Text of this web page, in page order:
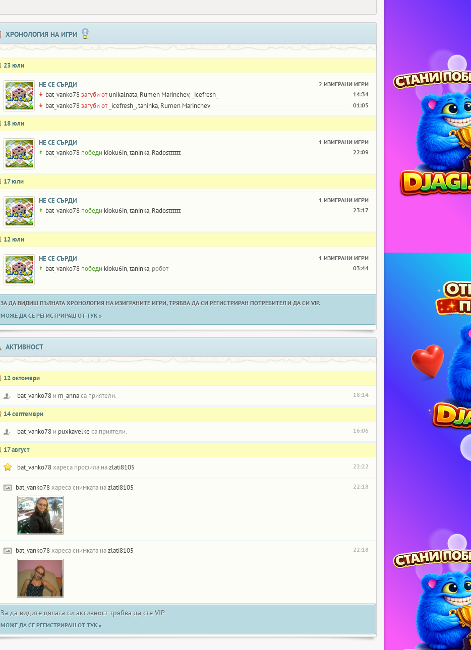
ХРОНОЛОГИЯ НА ИГРИ
23 юли
НЕ СЕ СЪРДИ 2 ИЗИГРАНИ ИГРИ
bat_vanko78загуби от unikalnata, Rumen Marinchev, _icefresh_ 14:34
bat_vanko78загуби от _icefresh_ ,taninka, Rumen Marinchev 01:05
18 юли
НЕ СЕ СЪРДИ 1 ИЗИГРАНИ ИГРИ
bat_vanko78 победи kioku6in,taninka, Radostttttt 22:09
17 юли
НЕ СЕ СЪРДИ 1 ИЗИГРАНИ ИГРИ
bat_vanko78 победи kioku6in,taninka, Radostttttt 23:17
12 юли
НЕ СЕ СЪРДИ 1 ИЗИГРАНИ ИГРИ
bat_vanko78 победи kioku6in,taninka, робот 03:44
ЗА ДА ВИДИШ ПЪЛНАТА ХРОНОЛОГИЯ НА ИЗИГРАНИТЕ ИГРИ, ТРЯБВА ДА СИ РЕГИСТРИРАН ПОТРЕБИТЕЛ И ДА СИ VIP.
МОЖЕ ДА СЕ РЕГИСТРИРАШ ОТ ТУК »
АКТИВНОСТ
12 октомври
bat_vanko78 и m_annaса приятели. 18:14
14 септември
bat_vanko78 и puxkavelke са приятели. 16:06
17 август
bat_vanko78хареса профила наzlati8105 22:22
bat_vanko78хареса снимката наzlati8105 22:18
bat_vanko78хареса снимката наzlati8105 22:18
За да видите цялата си активност трябва да сте VIP
МОЖЕ ДА СЕ РЕГИСТРИРАШ ОТ ТУК »